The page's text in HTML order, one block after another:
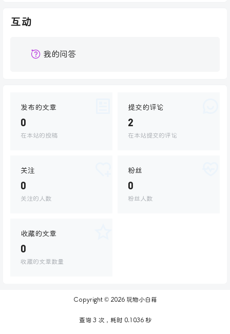
互动
我的问答
发布的文章
0
在本站的投稿
提交的评论
2
在本站提交的评论
关注
0
关注的人数
粉丝
0
粉丝人数
收藏的文章
0
收藏的文章数量
Copyright © 2026玩物小白箱
查询 3 次，耗时 0.1036 秒